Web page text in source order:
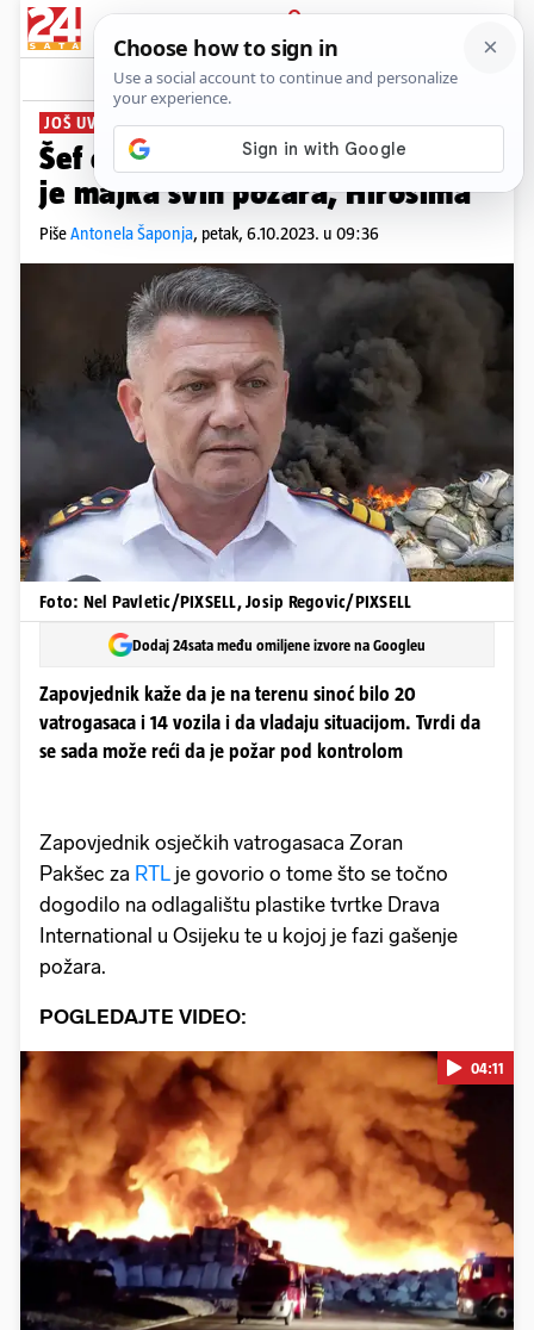
PRIJAVA
News Komentari
JOŠ UVIJEK GA GASE
Šef osječkih vatrogasaca: 'Ovo
je majka svih požara, Hirošima'
PišeAntonela Šaponja, petak, 6.10.2023. u 09:36
Foto: Nel Pavletic/PIXSELL, Josip Regovic/PIXSELL
Dodaj 24sata među omiljene izvore na Googleu
Zapovjednik kaže da je na terenu sinoć bilo 20
vatrogasaca i 14 vozila i da vladaju situacijom. Tvrdi da
se sada može reći da je požar pod kontrolom
Zapovjednik osječkih vatrogasaca Zoran
Pakšec za RTL je govorio o tome što se točno
dogodilo na odlagalištu plastike tvrtke Drava
International u Osijeku te u kojoj je fazi gašenje
požara.
POGLEDAJTE VIDEO:
Pokretanje videa...
04:11